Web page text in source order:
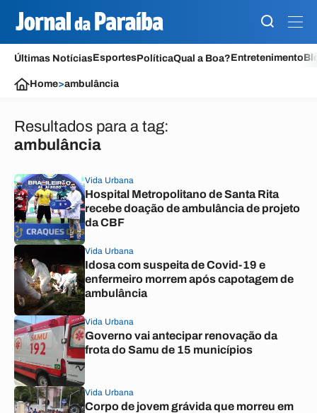
Últimas NotíciasEsportesPolíticaQual a Boa?Entretenimento
Home>ambulância
Resultados para a tag:
ambulância
Vida Urbana
Hospital Metropolitano de Santa Rita
recebe doação de ambulância de projeto
da CBF
Vida Urbana
Idosa com suspeita de Covid-19 e
enfermeiro morrem após capotagem de
ambulância
Vida Urbana
Governo vai antecipar renovação da
frota do Samu de 15 municípios
Vida Urbana
Corpo de jovem grávida que morreu em